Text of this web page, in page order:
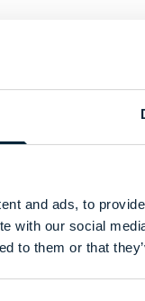
and ads, to
with our social
to them or that